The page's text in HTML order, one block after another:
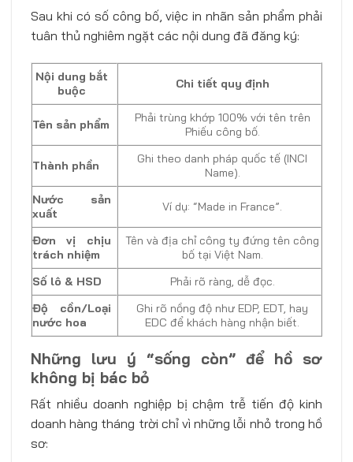
Sau khi có số công bố, việc in nhãn sản phẩm phải
tuân thủ nghiêm ngặt các nội dung đã đăng ký:
Nội dung bắt
buộc
Chi tiết quy định
Tên sản phẩm
Phải trùng khớp 100% với tên trên
Phiếu công bố.
Thành phần
Ghi theo danh pháp quốc tế (INCI
Name).
Nước sản
xuất
Ví dụ: “Made in France”.
Đơn vị chịu
trách nhiệm
Tên và địa chỉ công ty đứng tên công
bố tại Việt Nam.
Số lô & HSD
Phải rõ ràng, dễ đọc.
Độ cồn/Loại
nước hoa
Ghi rõ nồng độ như EDP, EDT, hay
EDC để khách hàng nhận biết.
Những lưu ý “sống còn” để hồ sơ
không bị bác bỏ
Rất nhiều doanh nghiệp bị chậm trễ tiến độ kinh
doanh hàng tháng trời chỉ vì những lỗi nhỏ trong hồ
sơ: